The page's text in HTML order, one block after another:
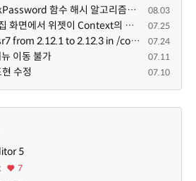
R\F\Password::checkPassword 함수 해시 알고리즘을 암시적으로 호출하는 경우 Argon2id 해시 비교 실패 08.03
[page] 위젯 페이지 편집 화면에서 위젯이 Context의 module_info를 덮어쓰면 저장이 ERR_ACT_IS_NOT_STANDALONE으로 실패 07.25
Bump guzzlehttp/psr7 from 2.12.1 to 2.12.3 in /common 07.24
이동 불가 07.11
수정 07.10
5
7